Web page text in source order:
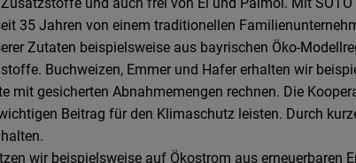
35 Jahren von einem traditionellen
Zutaten beispielsweise aus bayrischen Öko-
Buchweizen, Emmer und Hafer erhalten wir
gesicherten Abnahmemengen rechnen. Die
Beitrag für den Klimaschutz leisten. Durch
wir beispielsweise auf Ökostrom aus erneuerbaren